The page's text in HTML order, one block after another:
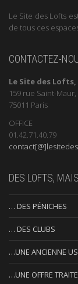
Le Site des Lofts
de tous ces
CONTACTEZ-
Le Site des Lofts,
159 rue Saint-Maur,
75011 Paris
OFFICE
01.42.71.40.79
DES LOFTS,
… DES PÉNICHES
… DES CLUBS
…UNE ANCIENNE
…UNE OFFRE